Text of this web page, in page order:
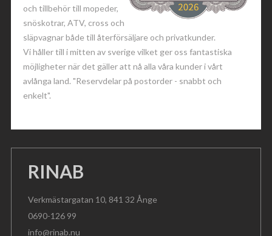
och tillbehör till mopeder,
snöskotrar, ATV, cross och
släpvagnar både till återförsäljare och privatkunder.
Vi håller till i mitten av sverige vilket ger oss fantastiska
möjligheter när det gäller att nå alla våra kunder i vårt
avlånga land. "Reservdelar på postorder - snabbt och
enkelt".
RINAB
Verkmästargatan 10, 841 32 Ånge
0690-126 99
info@rinab.nu